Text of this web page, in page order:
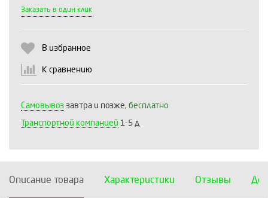
Заказать в один клик
В избранное
К сравнению
Самовывоз завтра и позже, бесплатно
Транспортной компанией 1-5 д
Описание товара Характеристики Отзывы